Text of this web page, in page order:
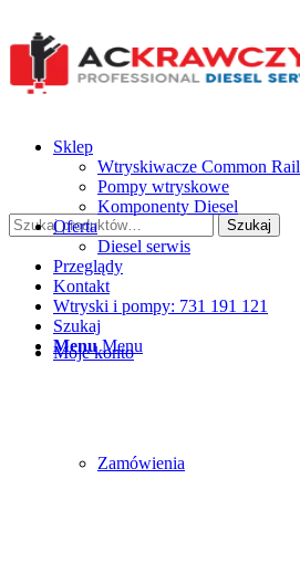
Szukaj: Szukaj
Moje konto
Zamówienia
Sklep
Wtryskiwacze Common Rail
Pompy wtryskowe
Komponenty Diesel
Oferta
Diesel serwis
Przeglądy
Kontakt
Wtryski i pompy: 731 191 121
Szukaj
Menu Menu